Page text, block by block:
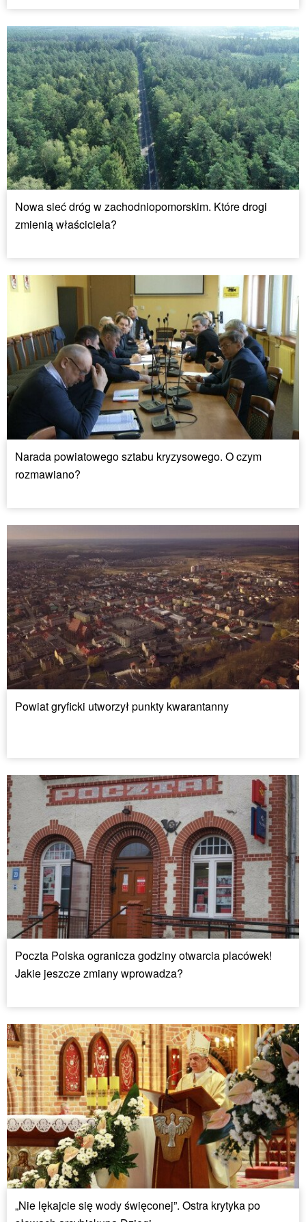
Nowa sieć dróg w zachodniopomorskim. Które drogi
zmienią właściciela?
Narada powiatowego sztabu kryzysowego. O czym
rozmawiano?
Powiat gryficki utworzył punkty kwarantanny
Poczta Polska ogranicza godziny otwarcia placówek!
Jakie jeszcze zmiany wprowadza?
„Nie lękajcie się wody święconej”. Ostra krytyka po